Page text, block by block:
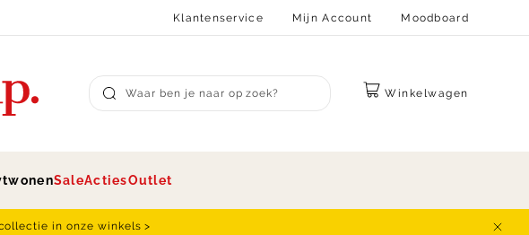
Klantenservice Mijn Account Moodboard
Submit search
Winkelwagen
SaleActiesOutlet
in onze winkels >